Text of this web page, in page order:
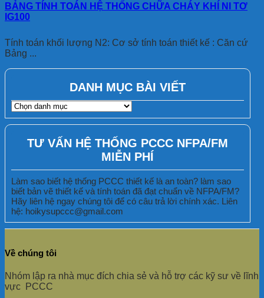
BẢNG TÍNH TOÁN HỆ THỐNG CHỮA CHÁY KHÍ NI TƠ
IG100
Tính toán khối lượng N2: Cơ sở tính toán thiết kế : Căn cứ
Bảng ...
DANH MỤC BÀI VIẾT
DANH
MỤC
BÀI
VIẾTTƯ VẤN HỆ THỐNG PCCC NFPA/FM
MIỄN PHÍ
Làm sao biết hệ thống PCCC thiết kế là an toàn? làm sao
biết bản vẽ thiết kế và tính toán đã đạt chuẩn về NFPA/FM?
Hãy liên hệ ngay chúng tôi để có câu trả lời chính xác. Liên
hệ: hoikysupccc@gmail.com
Về chúng tôi
Nhóm lập ra nhà mục đích chia sẻ và hỗ trợ các kỹ sư về lĩnh
vực PCCC